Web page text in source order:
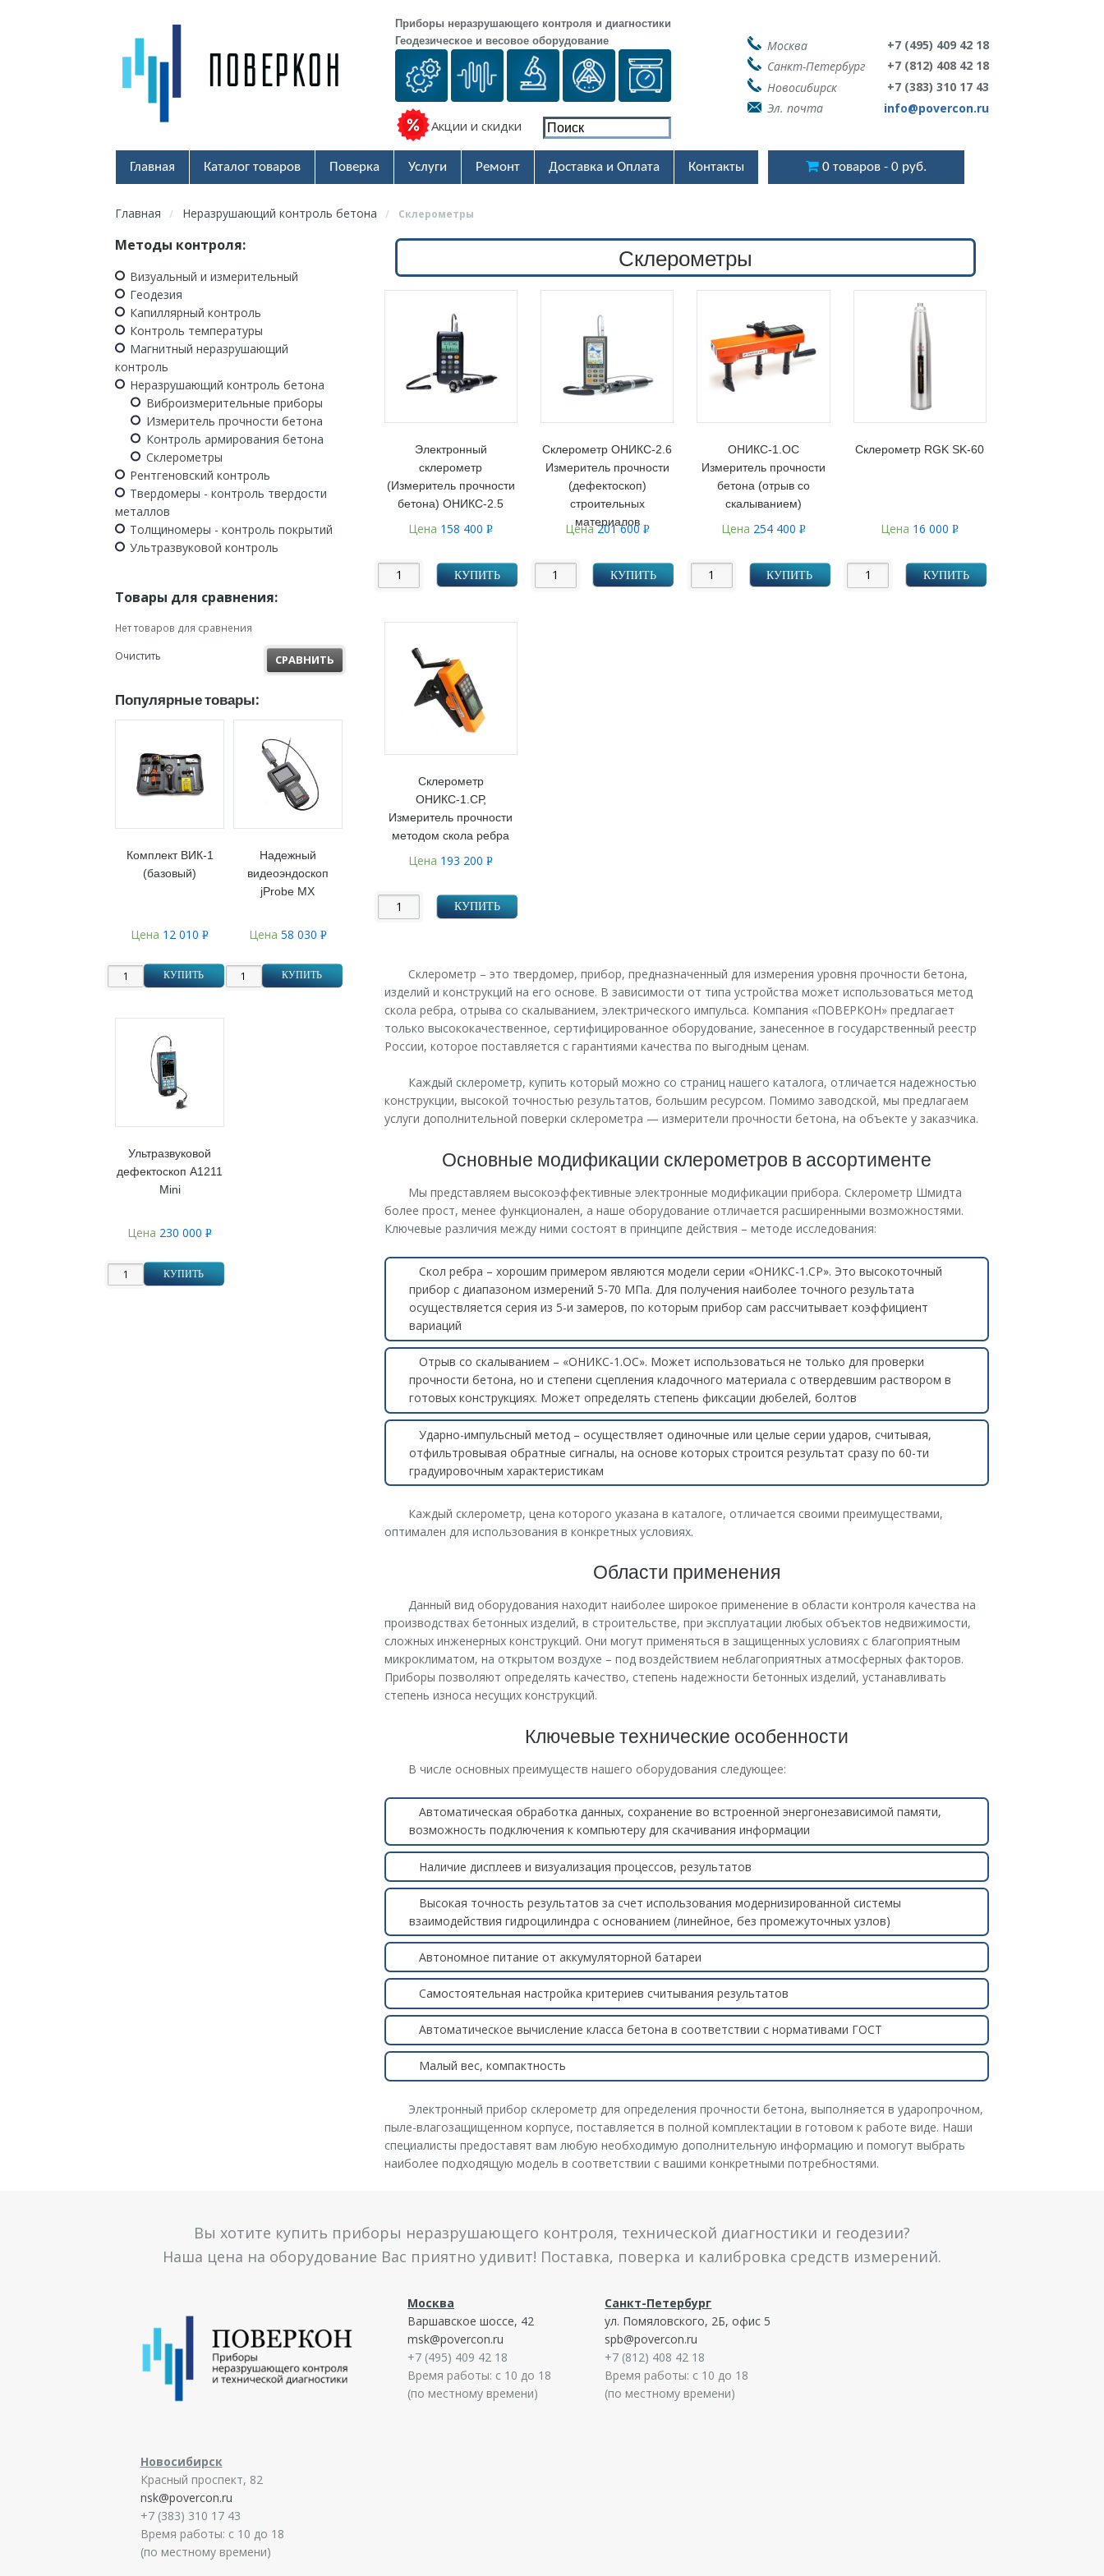
Приборы неразрушающего контроля и диагностики
Геодезическое и весовое оборудование
Акции и скидки
Москва
+7 (495) 409 42 18
Санкт-Петербург
+7 (812) 408 42 18
Новосибирск
+7 (383) 310 17 43
Эл. почта
info@povercon.ru
Главная Каталог товаров Поверка Услуги Ремонт Доставка и Оплата Контакты 0 товаров 0 руб.
Главная / Неразрушающий контроль бетона / Склерометры
Склерометры
Электронный
склерометр
(Измеритель прочности
бетона) ОНИКС-2.5
Цена 158 400Р
КУПИТЬ
Склерометр ОНИКС-2.6
Измеритель прочности
(дефектоскоп)
строительных
материалов
Цена201 600 Р
КУПИТЬ
ОНИКС-1.ОС
Измеритель прочности
бетона (отрыв со
скалыванием)
Цена 254 400Р
КУПИТЬ
Склерометр RGK SK-60
Цена 16 000Р
КУПИТЬ
Склерометр
ОНИКС-1.СР,
Измеритель прочности
методом скола ребра
Цена 193 200Р
КУПИТЬ
Склерометр – это твердомер, прибор, предназначенный для измерения уровня прочности бетона,
изделий и конструкций на его основе. В зависимости от типа устройства может использоваться метод
скола ребра, отрыва со скалыванием, электрического импульса. Компания «ПОВЕРКОН» предлагает
только высококачественное, сертифицированное оборудование, занесенное в государственный реестр
России, которое поставляется с гарантиями качества по выгодным ценам.
Каждый склерометр, купить который можно со страниц нашего каталога, отличается надежностью
конструкции, высокой точностью результатов, большим ресурсом. Помимо заводской, мы предлагаем
услуги дополнительной поверки склерометра — измерители прочности бетона, на объекте у заказчика.
Основные модификации склерометров в ассортименте
Мы представляем высокоэффективные электронные модификации прибора. Склерометр Шмидта
более прост, менее функционален, а наше оборудование отличается расширенными возможностями.
Ключевые различия между ними состоят в принципе действия – методе исследования:
Скол ребра – хорошим примером являются модели серии «ОНИКС-1.СР». Это высокоточный
прибор с диапазоном измерений 5-70 МПа. Для получения наиболее точного результата
осуществляется серия из 5-и замеров, по которым прибор сам рассчитывает коэффициент
вариаций
Отрыв со скалыванием – «ОНИКС-1.ОС». Может использоваться не только для проверки
прочности бетона, но и степени сцепления кладочного материала с отвердевшим раствором в
готовых конструкциях. Может определять степень фиксации дюбелей, болтов
Ударно-импульсный метод – осуществляет одиночные или целые серии ударов, считывая,
отфильтровывая обратные сигналы, на основе которых строится результат сразу по 60-ти
градуировочным характеристикам
Каждый склерометр, цена которого указана в каталоге, отличается своими преимуществами,
оптимален для использования в конкретных условиях.
Области применения
Данный вид оборудования находит наиболее широкое применение в области контроля качества на
производствах бетонных изделий, в строительстве, при эксплуатации любых объектов недвижимости,
сложных инженерных конструкций. Они могут применяться в защищенных условиях с благоприятным
микроклиматом, на открытом воздухе – под воздействием неблагоприятных атмосферных факторов.
Приборы позволяют определять качество, степень надежности бетонных изделий, устанавливать
степень износа несущих конструкций.
Ключевые технические особенности
В числе основных преимуществ нашего оборудования следующее:
Автоматическая обработка данных, сохранение во встроенной энергонезависимой памяти,
возможность подключения к компьютеру для скачивания информации
Наличие дисплеев и визуализация процессов, результатов
Высокая точность результатов за счет использования модернизированной системы
взаимодействия гидроцилиндра с основанием (линейное, без промежуточных узлов)
Автономное питание от аккумуляторной батареи
Самостоятельная настройка критериев считывания результатов
Автоматическое вычисление класса бетона в соответствии с нормативами ГОСТ
Малый вес, компактность
Электронный прибор склерометр для определения прочности бетона, выполняется в ударопрочном,
пыле-влагозащищенном корпусе, поставляется в полной комплектации в готовом к работе виде. Наши
специалисты предоставят вам любую необходимую дополнительную информацию и помогут выбрать
наиболее подходящую модель в соответствии с вашими конкретными потребностями.
Методы контроля:
Визуальный и измерительный
Геодезия
Капиллярный контроль
Контроль температуры
Магнитный неразрушающий
контроль
Неразрушающий контроль бетона
Виброизмерительные приборы
Измеритель прочности бетона
Контроль армирования бетона
Склерометры
Рентгеновский контроль
Твердомеры - контроль твердости
металлов
Толщиномеры - контроль покрытий
Ультразвуковой контроль
Товары для сравнения:
Нет товаров для сравнения
Очистить
СРАВНИТЬ
Популярные товары:
Комплект ВИК-1
(базовый)
Цена 12 010Р
КУПИТЬ
Надежный
видеоэндоскоп
jProbe MX
Цена 58 030 Р
КУПИТЬ
Ультразвуковой
дефектоскоп А1211
Mini
Цена 230 000Р
КУПИТЬ
Вы хотите купить приборы неразрушающего контроля, технической диагностики и геодезии?
Наша цена на оборудование Вас приятно удивит! Поставка, поверка и калибровка средств измерений.
Москва
Варшавское шоссе, 42
msk@povercon.ru
+7 (495) 409 42 18
Время работы: с 10 до 18
(по местному времени)
Санкт-Петербург
ул. Помяловского, 2Б, офис 5
spb@povercon.ru
+7 (812) 408 42 18
Время работы: с 10 до 18
(по местному времени)
Новосибирск
Красный проспект, 82
nsk@povercon.ru
+7 (383) 310 17 43
Время работы: с 10 до 18
(по местному времени)